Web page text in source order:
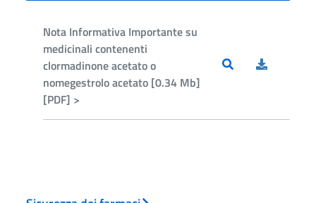
Nota Informativa Importante su
medicinali contenenti
clormadinone acetato o
nomegestrolo acetato [0.34 Mb]
[PDF] >